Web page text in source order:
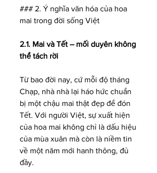
### 2. Ý nghĩa văn hóa của hoa
mai trong đời sống Việt
2.1. Mai và Tết – mối duyên không
thể tách rời
Từ bao đời nay, cứ mỗi độ tháng
Chạp, nhà nhà lại háo hức chuẩn
bị một chậu mai thật đẹp để đón
Tết. Với người Việt, sự xuất hiện
của hoa mai không chỉ là dấu hiệu
của mùa xuân mà còn là niềm tin
về một năm mới hanh thông, đủ
đầy.